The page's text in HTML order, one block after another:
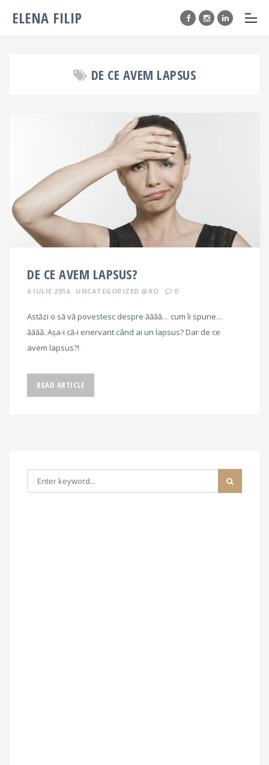
ELENA FILIP
DE CE AVEM LAPSUS
DE CE AVEM LAPSUS?
6 IULIE 2016 UNCATEGORIZED @RO 0
Astăzi o să vă povestesc despre ăăăă… cum îi spune…
ăăăă. Așa-i că-i enervant când ai un lapsus? Dar de ce
avem lapsus?!
READ ARTICLE